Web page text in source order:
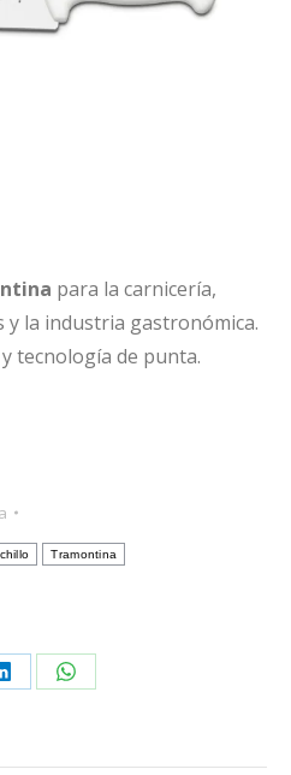
para la carnicería,
la industria gastronómica.
tecnología de punta.
Tramontina
Share
LinkedIn
Share
WhatsApp